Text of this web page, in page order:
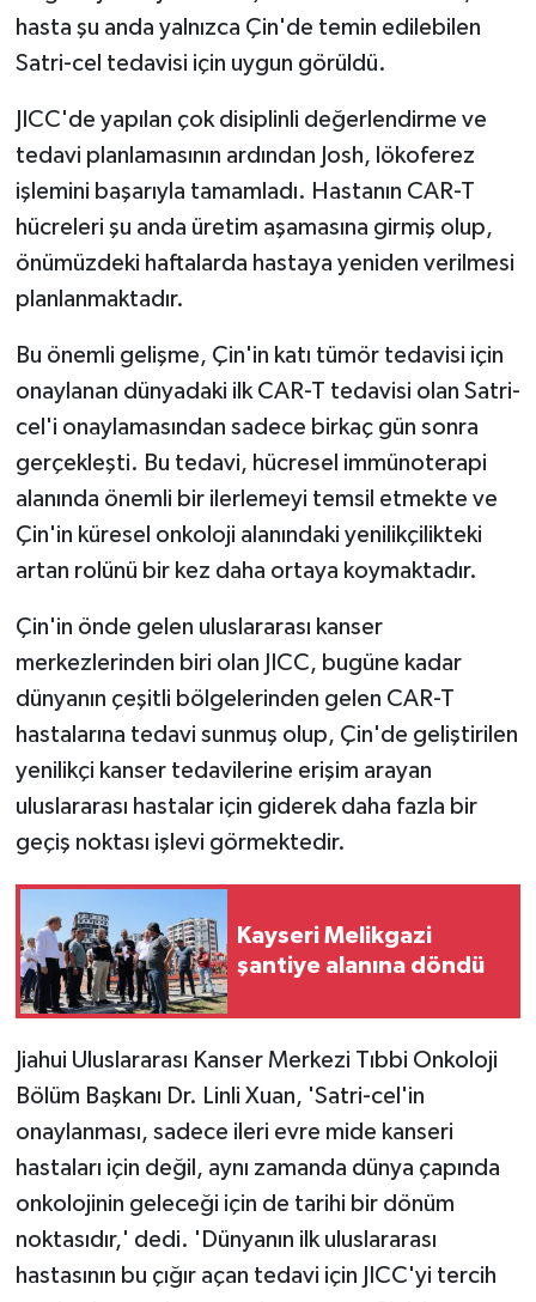
hasta şu anda yalnızca Çin'de temin edilebilen
Satri-cel tedavisi için uygun görüldü.
JICC'de yapılan çok disiplinli değerlendirme ve
tedavi planlamasının ardından Josh, lökoferez
işlemini başarıyla tamamladı. Hastanın CAR-T
hücreleri şu anda üretim aşamasına girmiş olup,
önümüzdeki haftalarda hastaya yeniden verilmesi
planlanmaktadır.
Bu önemli gelişme, Çin'in katı tümör tedavisi için
onaylanan dünyadaki ilk CAR-T tedavisi olan Satri-
cel'i onaylamasından sadece birkaç gün sonra
gerçekleşti. Bu tedavi, hücresel immünoterapi
alanında önemli bir ilerlemeyi temsil etmekte ve
Çin'in küresel onkoloji alanındaki yenilikçilikteki
artan rolünü bir kez daha ortaya koymaktadır.
Çin'in önde gelen uluslararası kanser
merkezlerinden biri olan JICC, bugüne kadar
dünyanın çeşitli bölgelerinden gelen CAR-T
hastalarına tedavi sunmuş olup, Çin'de geliştirilen
yenilikçi kanser tedavilerine erişim arayan
uluslararası hastalar için giderek daha fazla bir
geçiş noktası işlevi görmektedir.
Kayseri Melikgazi
şantiye alanına döndü
Jiahui Uluslararası Kanser Merkezi Tıbbi Onkoloji
Bölüm Başkanı Dr. Linli Xuan, 'Satri-cel'in
onaylanması, sadece ileri evre mide kanseri
hastaları için değil, aynı zamanda dünya çapında
onkolojinin geleceği için de tarihi bir dönüm
noktasıdır,' dedi. 'Dünyanın ilk uluslararası
hastasının bu çığır açan tedavi için JICC'yi tercih